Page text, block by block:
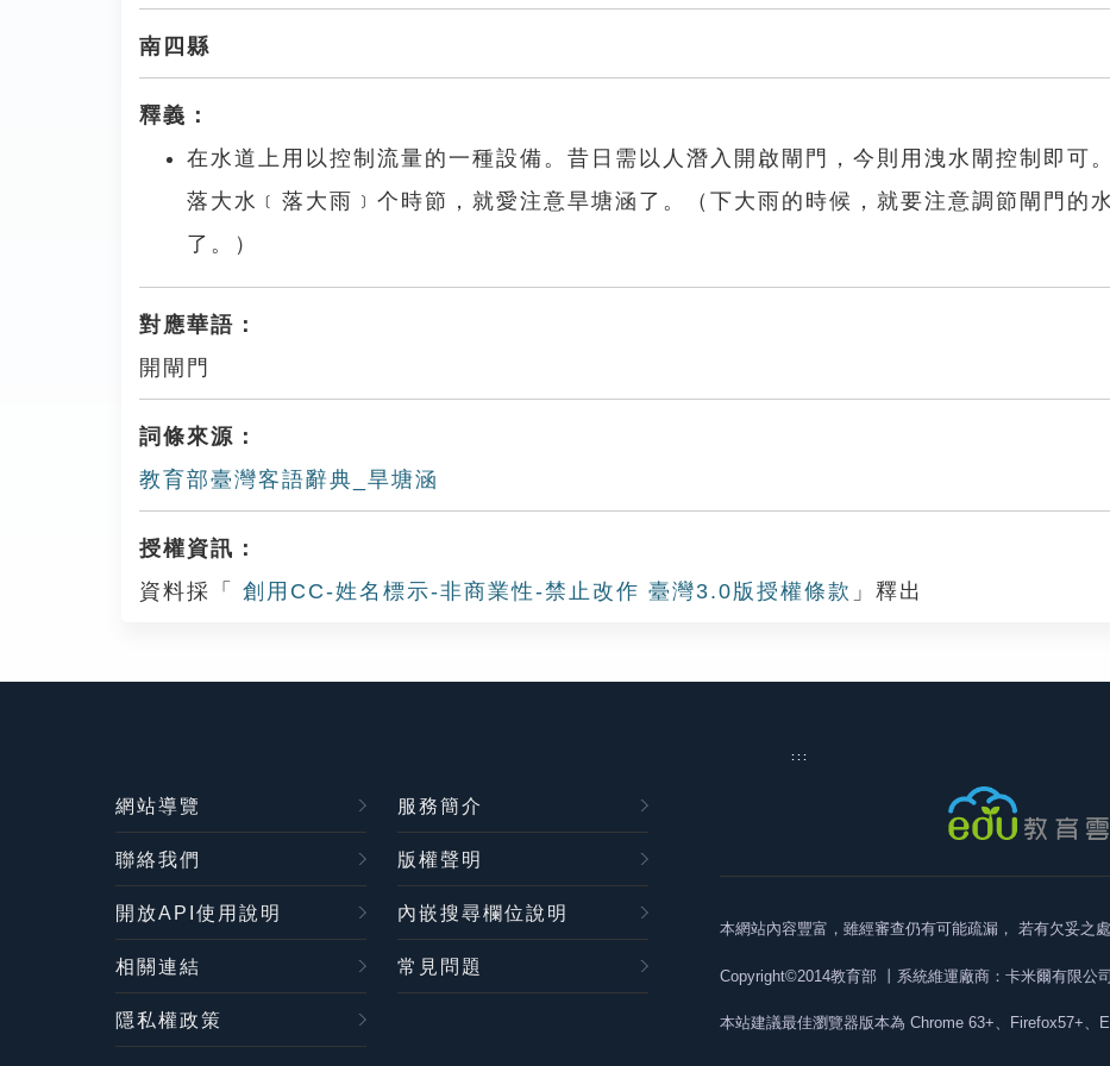
南四縣
釋義：
在水道上用以控制流量的一種設備。昔日需以人潛入開啟閘門，今則用洩水閘控制即可。
落大水﹝落大雨﹞个時節，就愛注意旱塘涵了。（下大雨的時候，就要注意調節閘門的
了。）
對應華語：
開閘門
詞條來源：
教育部臺灣客語辭典_旱塘涵
授權資訊：
資料採「
創用CC-姓名標示-非商業性-禁止改作 臺灣3.0版授權條款 」釋出
:::
網站導覽 服務簡介
聯絡我們 版權聲明
開放API使用說明 內嵌搜尋欄位說明
相關連結 常見問題
隱私權政策
本網站內容豐富，雖經審查仍有可能疏漏， 若有欠妥之
Copyright©2014教育部 丨系統維運廠商：卡米爾有限公司
本站建議最佳瀏覽器版本為 Chrome 63+、Firefox57+、